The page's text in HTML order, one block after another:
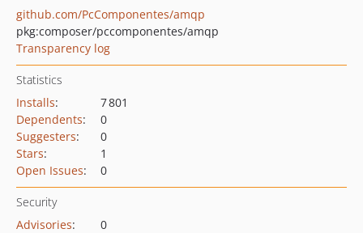
github.com/PcComponentes/amqp
pkg:composer/pccomponentes/amqp
Transparency log
Statistics
Installs:
7 801
Dependents:
0
Suggesters:
0
Stars:
1
Open Issues: 0
Security
Advisories:
0